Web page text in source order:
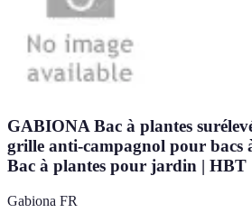
GABIONA Bac à plantes
grille anti-campagnol pour bacs
Bac à plantes pour jardin | HBT
Gabiona FR